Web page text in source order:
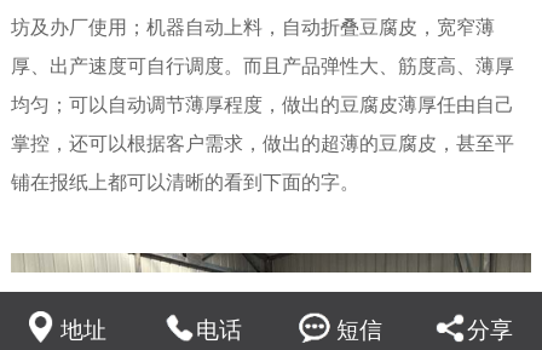
坊及办厂使用；机器自动上料，自动折叠豆腐皮，宽窄薄
厚、出产速度可自行调度。而且产品弹性大、筋度高、薄厚
均匀；可以自动调节薄厚程度，做出的豆腐皮薄厚任由自己
掌控，还可以根据客户需求，做出的超薄的豆腐皮，甚至平
铺在报纸上都可以清晰的看到下面的字。
地址 电话 短信 分享